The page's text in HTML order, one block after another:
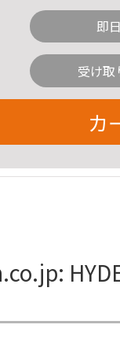
即
受け取
カ
HYDE